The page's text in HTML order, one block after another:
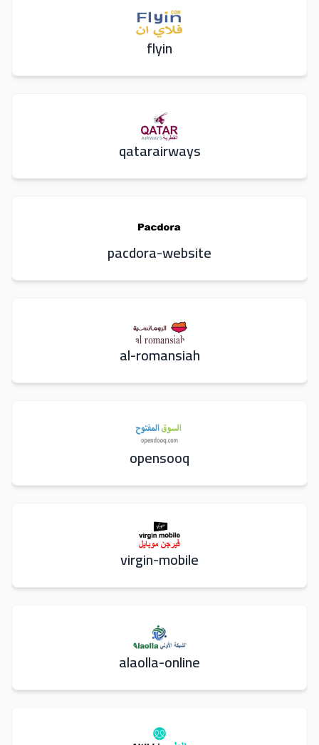
flyin
qatarairways
pacdora-website
al-romansiah
opensooq
virgin-mobile
alaolla-online